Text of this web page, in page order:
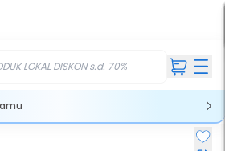
LOKAL DISKON s.d. 70%